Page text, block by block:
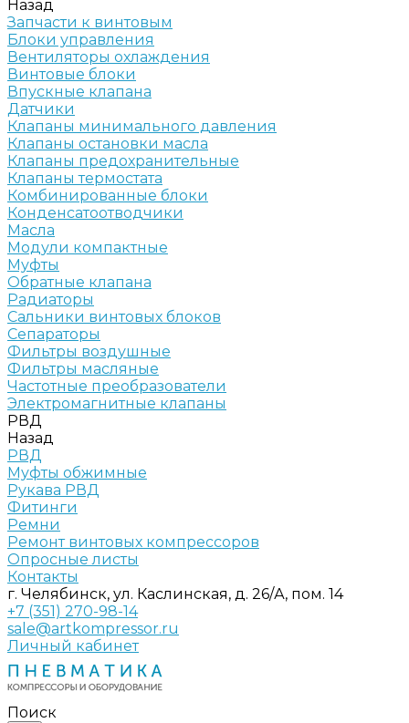
Назад
Запчасти к винтовым
Блоки управления
Вентиляторы охлаждения
Винтовые блоки
Впускные клапана
Датчики
Клапаны минимального давления
Клапаны остановки масла
Клапаны предохранительные
Клапаны термостата
Комбинированные блоки
Конденсатоотводчики
Масла
Модули компактные
Муфты
Обратные клапана
Радиаторы
Сальники винтовых блоков
Сепараторы
Фильтры воздушные
Фильтры масляные
Частотные преобразователи
Электромагнитные клапаны
РВД
Назад
РВД
Муфты обжимные
Рукава РВД
Фитинги
Ремни
Ремонт винтовых компрессоров
Опросные листы
Контакты
г. Челябинск, ул. Каслинская, д. 26/А, пом. 14
+7 (351) 270-98-14
sale@artkompressor.ru
Личный кабинет
Поиск